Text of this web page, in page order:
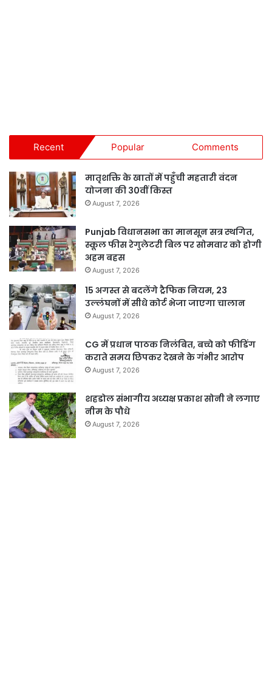
Recent Popular Comments
मातृशक्ति के खातों में पहुँची महतारी वंदन
योजना की 30वीं किस्त
August 7, 2026
Punjab विधानसभा का मानसून सत्र स्थगित,
स्कूल फीस रेगुलेटरी बिल पर सोमवार को होगी
अहम बहस
August 7, 2026
15 अगस्त से बदलेंगे ट्रैफिक नियम, 23
उल्लंघनों में सीधे कोर्ट भेजा जाएगा चालान
August 7, 2026
CG में प्रधान पाठक निलंबित, बच्चे को फीडिंग
कराते समय छिपकर देखने के गंभीर आरोप
August 7, 2026
शहडोल संभागीय अध्यक्ष प्रकाश सोनी ने लगाए
नीम के पौधे
August 7, 2026